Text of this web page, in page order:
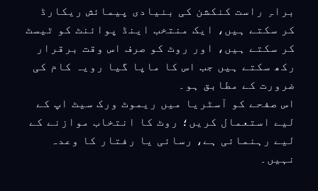
براہِ راست کنکشن کی بنیادی پیمائش ریکارڈ
کر سکتے ہیں، ایک منتخب اینڈ پوائنٹ کو ٹیسٹ
کر سکتے ہیں، اور روٹ کو صرف اس وقت برقرار
رکھ سکتے ہیں جب اس کا ماپا گیا رویہ کام کی
ضرورت کے مطابق ہو۔
اس صفحے کو آسٹریا میں ریموٹ ورک سیٹ اپ کے
لیے استعمال کریں؛ روٹ کا انتخاب موازنے کے
لیے رہنمائی ہے، رسائی یا رفتار کا وعدہ
نہیں۔